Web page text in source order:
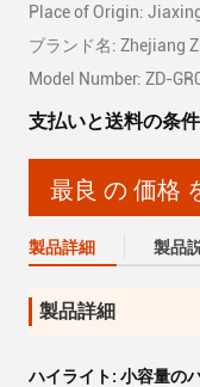
Place of Origin:
ブランド名: Zhejiang
Model Number: ZD-
支払いと送料の条件
最良 の 価格
製品詳細 製品
製品詳細
ハイライト: 小容量の